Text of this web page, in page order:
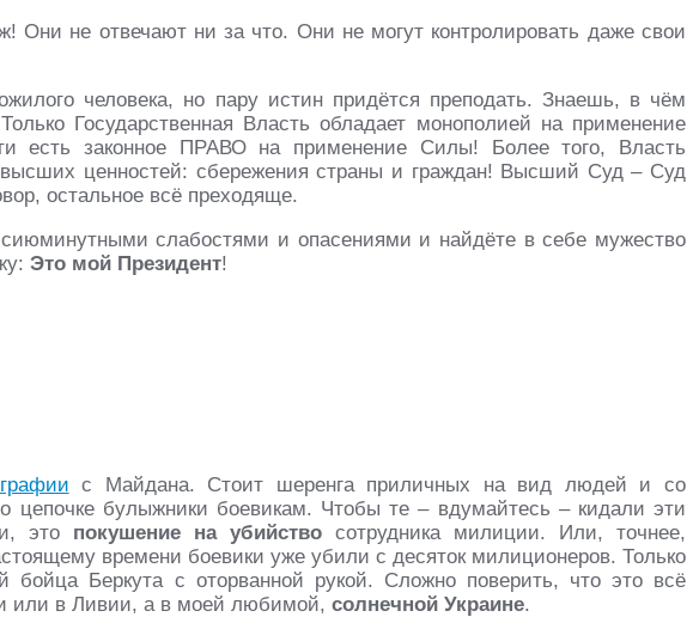
Они не отвечают ни за что. Они не могут контролировать даже свои
человека, но пару истин придётся преподать. Знаешь, в чём
Государственная Власть обладает монополией на применение
есть законное ПРАВО на применение Силы! Более того, Власть
ценностей: сбережения страны и граждан! Высший Суд – Суд
остальное всё преходяще.
слабостями и опасениями и найдёте в себе мужество
Это мой Президент!
с Майдана. Стоит шеренга приличных на вид людей и со
цепочке булыжники боевикам. Чтобы те – вдумайтесь – кидали эти
это покушение на убийство сотрудника милиции. Или, точнее,
времени боевики уже убили с десяток милиционеров. Только
бойца Беркута с оторванной рукой. Сложно поверить, что это всё
или в Ливии, а в моей любимой, солнечной Украине.